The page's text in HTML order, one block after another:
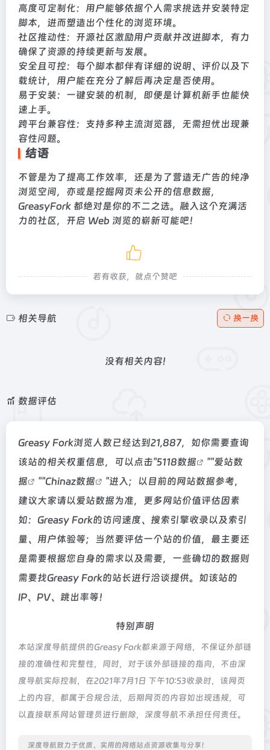
高度可定制化：用户能够依据个人需求挑选并安装特定
脚本，进而塑造出个性化的浏览环境。
社区推动性：开源社区激励用户贡献并改进脚本，有力
确保了资源的持续更新与发展。
安全且可控：每个脚本都伴有详细的说明、评价以及下
载统计，用户能在充分了解后再决定是否使用。
易于安装：一键安装的机制，即便是计算机新手也能快
速上手。
跨平台兼容性：支持多种主流浏览器，无需担忧出现兼
容性问题。
结语
不管是为了提高工作效率，还是为了营造无广告的纯净
浏览空间，亦或是挖掘网页未公开的信息数据，
GreasyFork 都绝对是你的不二之选。融入这个充满活
力的社区，开启 Web 浏览的崭新可能吧！
若有收获，就点个赞吧
相关导航 换一换
没有相关内容!
数据评估
Greasy Fork浏览人数已经达到21,887，如你需要查询
该站的相关权重信息，可以点击"5118数据 ""爱站数
据
""Chinaz数据
"进入；以目前的网站数据参考，
建议大家请以爱站数据为准，更多网站价值评估因素
如：Greasy Fork的访问速度、搜索引擎收录以及索引
量、用户体验等；当然要评估一个站的价值，最主要还
是需要根据您自身的需求以及需要，一些确切的数据则
需要找Greasy Fork的站长进行洽谈提供。如该站的
IP、PV、跳出率等！
特别声明
本站深度导航提供的Greasy Fork都来源于网络，不保证外部链
接的准确性和完整性，同时，对于该外部链接的指向，不由深
度导航实际控制，在2021年7月1日 下午10:53收录时，该网页
上的内容，都属于合规合法，后期网页的内容如出现违规，可
以直接联系网站管理员进行删除，深度导航不承担任何责任。
深度导航致力于优质、实用的网络站点资源收集与分享！